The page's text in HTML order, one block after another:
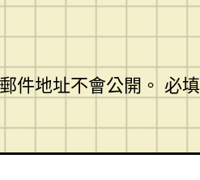
件地址不會公開。 必